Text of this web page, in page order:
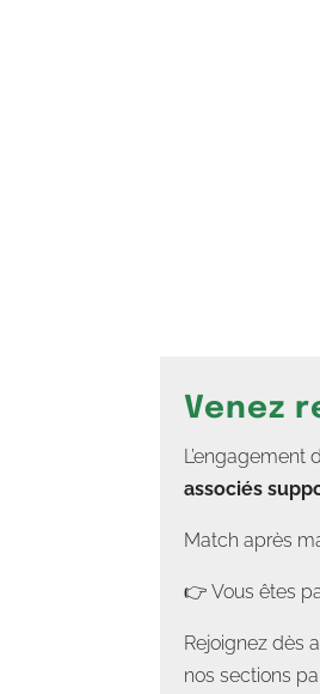
Venez
L’engagement
associés
Match après
👉 Vous êtes
Rejoignez dès
nos sections